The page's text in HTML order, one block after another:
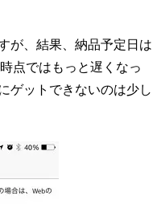
が、結果、納品予定日は
点ではもっと遅くなっ
ゲットできないのは少し